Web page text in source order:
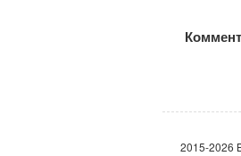
2015-2026